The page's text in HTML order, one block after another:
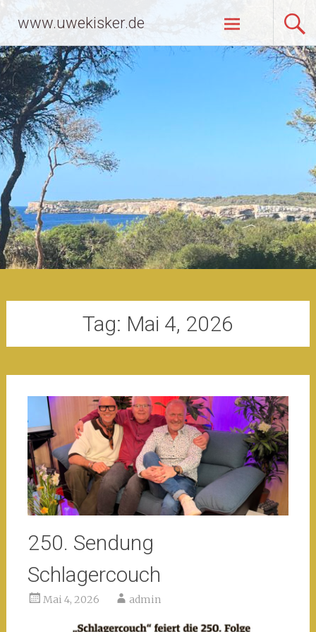
Inhalt
springen
www.uwekisker.de
Tag: Mai 4, 2026
250. Sendung
Schlagercouch
Mai 4, 2026 admin